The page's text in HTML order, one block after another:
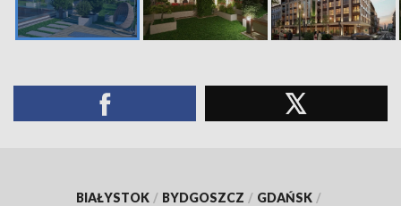
BIAŁYSTOK / BYDGOSZCZ / GDAŃSK /